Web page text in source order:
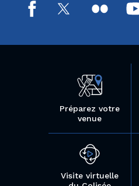
Préparez votre
venue
Visite virtuelle